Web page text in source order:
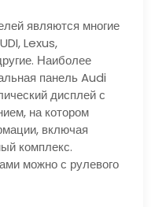
являются многие
Lexus,
Наиболее
панель Audi
дисплей с
на котором
включая
комплекс.
можно с рулевого